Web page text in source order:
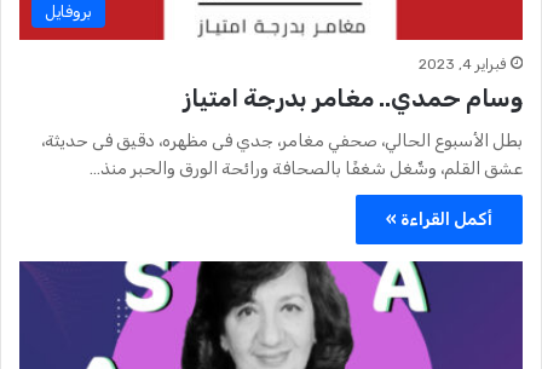
بروفايل
فبراير 4, 2023
وسام حمدي.. مغامر بدرجة امتياز
بطل الأسبوع الحالي، صحفي مغامر، جدي فى مظهره، دقيق فى حديثة،
عشق القلم، وشٌغل شغفًا بالصحافة ورائحة الورق والحبر منذ…
أكمل القراءة »